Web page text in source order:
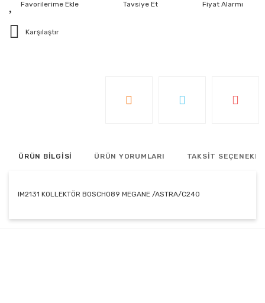
Tavsiye Et Fiyat Alarmı
Karşılaştır
ÜRÜN BİLGİSİ ÜRÜN YORUMLARI TAKSİT
IM2131 KOLLEKTÖR BOSCH089 MEGANE /ASTRA/C240